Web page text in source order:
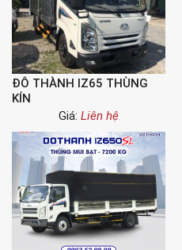
ĐÔ THÀNH IZ65 THÙNG
KÍN
Giá: Liên hệ